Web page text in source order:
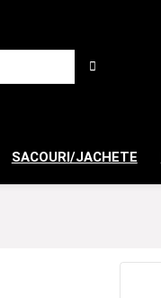
SACOURI/JACHETE